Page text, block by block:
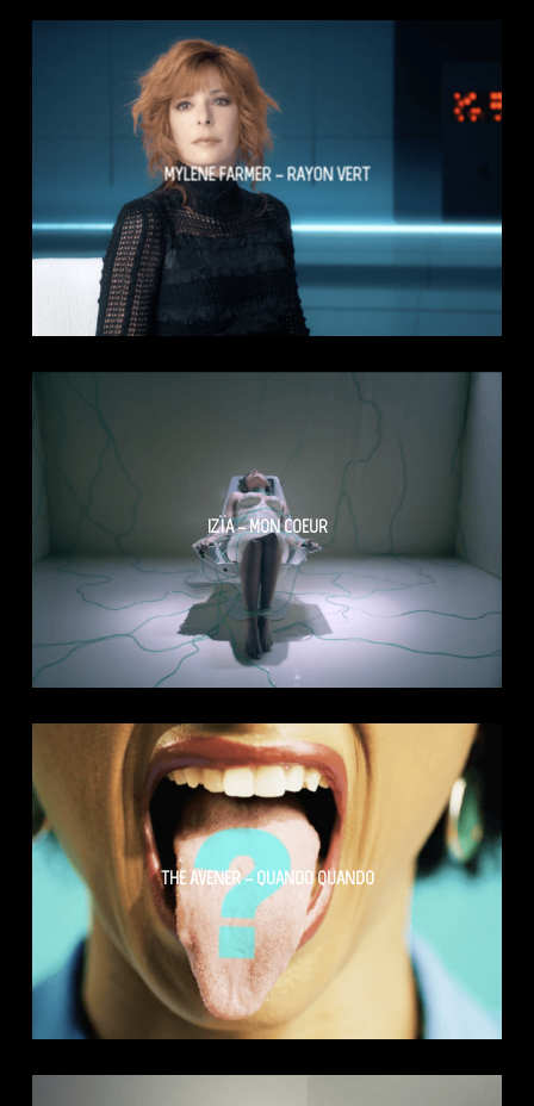
MYLENE FARMER – RAYON VERT
IZÏA – MON COEUR
THE AVENER – QUANDO QUANDO